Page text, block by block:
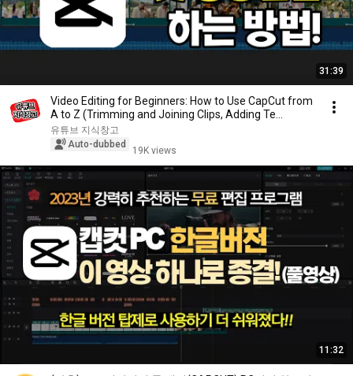
31:39
Video Editing for Beginners: How to Use CapCut from
A to Z (Trimming and Joining Clips, Adding Te...
유튜브 지식창고
Auto-dubbed
19K views
11:32